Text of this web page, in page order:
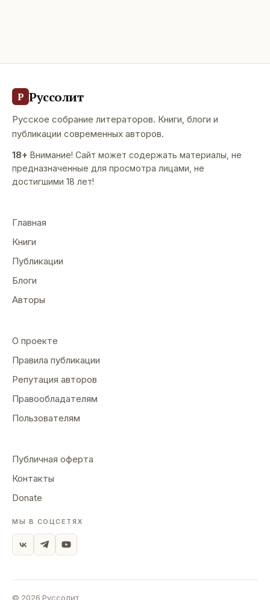
Р Руссолит
Русское собрание литераторов. Книги, блоги и
публикации современных авторов.
18+ Внимание! Сайт может содержать материалы, не
предназначенные для просмотра лицами, не
достигшими 18 лет!
Главная
Книги
Публикации
Блоги
Авторы
О проекте
Правила публикации
Репутация авторов
Правообладателям
Пользователям
Публичная оферта
Контакты
Donate
МЫ В СОЦСЕТЯХ
© 2026 Руссолит